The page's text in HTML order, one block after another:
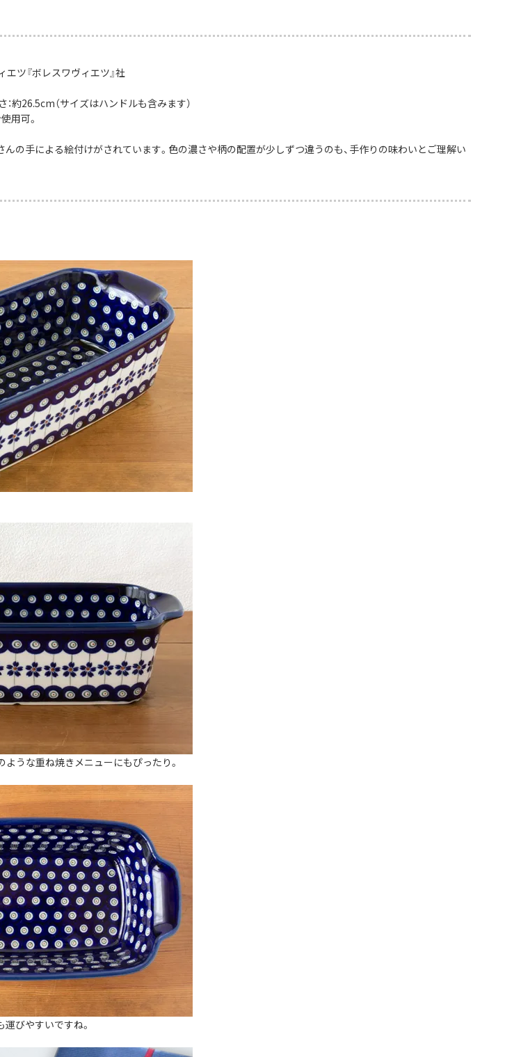
ツ『ボレスワヴィエツ』社
約26.5cm（サイズはハンドルも含みます）
用可。
んの手による絵付けがされています。色の濃さや柄の配置が少しずつ違うのも、手作りの味わいとご理解い
うな重ね焼きメニューにもぴったり。
びやすいですね。